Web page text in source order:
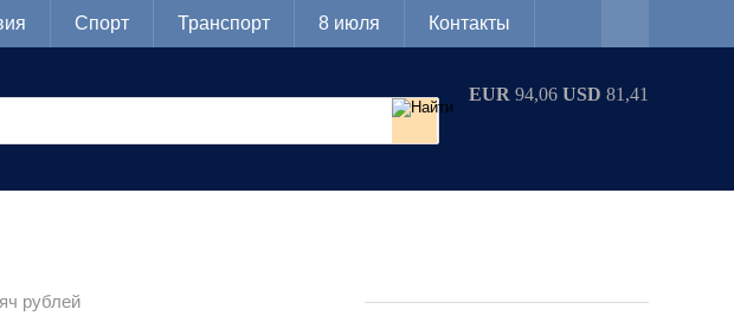
Спорт Транспорт 8 июля Контакты
EUR 94,06 USD 81,41
рублей